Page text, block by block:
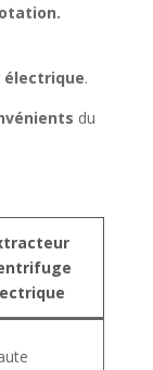
électrique.
du